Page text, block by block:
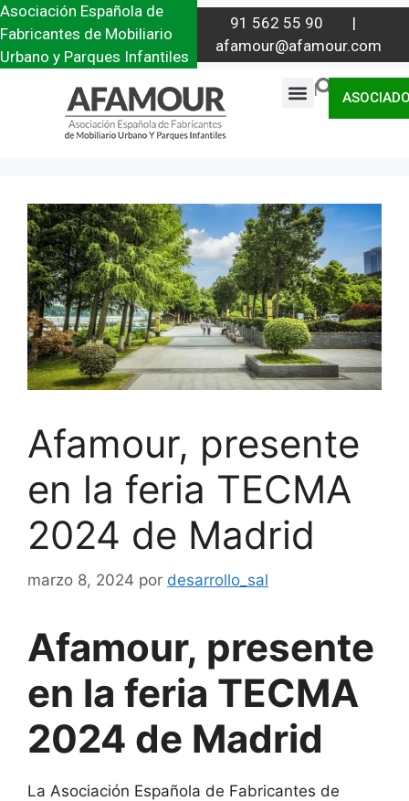
Asociación Española de
Fabricantes de Mobiliario
Urbano y Parques Infantiles
91 562 55 90 |
afamour@afamour.com
|
Afamour, presente
en la feria TECMA
2024 de Madrid
marzo 8, 2024 por desarrollo_sal
Afamour, presente
en la feria TECMA
2024 de Madrid
La Asociación Española de Fabricantes de